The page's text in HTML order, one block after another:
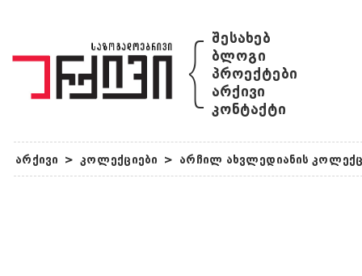
{ შესახებ
ბლოგი
პროექტები
არქივი
კონტაქტი
არქივი > კოლექციები > არჩილ ახვლედიანის